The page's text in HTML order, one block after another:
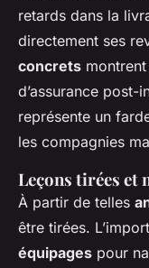
retards dans la
directement ses
concrets
d’assurance post-
représente un
les compagnies
Leçons tirées et
À partir de telles
être tirées.
équipages pour